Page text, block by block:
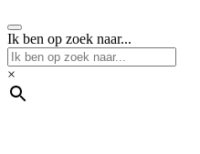
Ik ben op zoek naar...
×